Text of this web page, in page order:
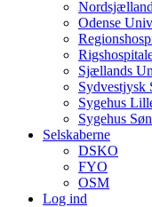
Odense
Sjællands
Sydvestjysk
Sygehus
Sygehus
Selskaberne
DSKO
FYO
OSM
Log ind